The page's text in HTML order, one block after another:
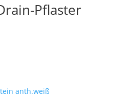
Pflaster